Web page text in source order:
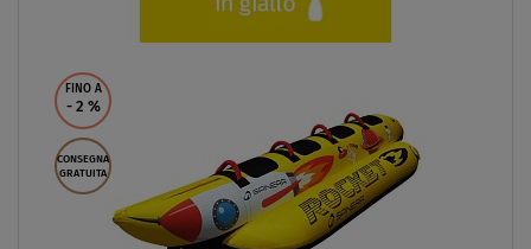
FINO A
- 2 %
CONSEGNA
GRATUITA